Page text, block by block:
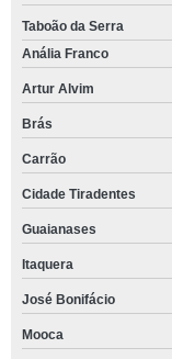
Taboão da Serra
Anália Franco
Artur Alvim
Brás
Carrão
Cidade Tiradentes
Guaianases
Itaquera
José Bonifácio
Mooca